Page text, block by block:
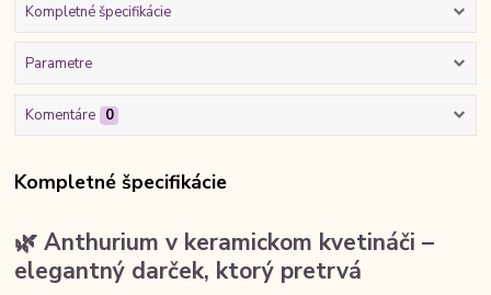
Kompletné špecifikácie
Parametre
Komentáre 0
Kompletné špecifikácie
🌿 Anthurium v keramickom kvetináči –
elegantný darček, ktorý pretrvá